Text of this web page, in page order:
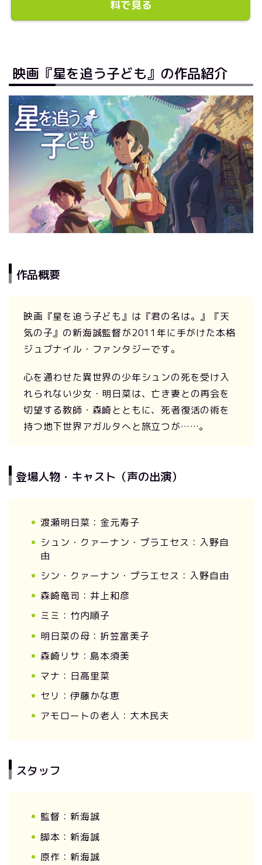
料で見る
映画『星を追う子ども』の作品紹介
作品概要
映画『星を追う子ども』は『君の名は。』『天
気の子』の新海誠監督が2011年に手がけた本格
ジュブナイル・ファンタジーです。
心を通わせた異世界の少年シュンの死を受け入
れられない少女・明日菜は、亡き妻との再会を
切望する教師・森崎とともに、死者復活の術を
持つ地下世界アガルタへと旅立つが……。
登場人物・キャスト（声の出演）
渡瀬明日菜：金元寿子
シュン・クァーナン・プラエセス：入野自
由
シン・クァーナン・プラエセス：入野自由
森崎竜司：井上和彦
ミミ：竹内順子
明日菜の母：折笠富美子
森崎リサ：島本須美
マナ：日高里菜
セリ：伊藤かな恵
アモロートの老人：大木民夫
スタッフ
監督：新海誠
脚本：新海誠
原作：新海誠